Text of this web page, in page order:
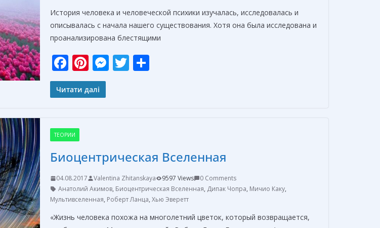
История человека и человеческой психики изучалась, исследовалась и
описывалась с начала нашего существования. Хотя она была исследована и
проанализирована блестящими
F
ac
e
o
o
k
Pi
nt
er
M
er
T
и
т
ь
Читати далі
ТЕОРИИ
Биоцентрическая Вселенная
04.08.2017 Valentina Zhitanskaya 9597 Views
0 Comments
Анатолий Акимов, Биоцентрическая Вселенная, Дипак Чопра, Мичио Каку,
Мультивселенная, Роберт Ланца, Хью Эверетт
«Жизнь человека похожа на многолетний цветок, который возвращается,